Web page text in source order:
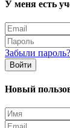
У меня есть
Забыли пароль?
Войти
Новый